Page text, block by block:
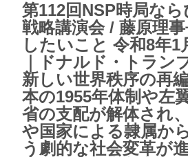
第112回NSP時局な
戦略講演会 / 藤原理
したいこと 令和8年1
｜ドナルド・トラン
新しい世界秩序の再
本の1955年体制や左
省の支配が解体され
や国家による隷属か
う劇的な社会変革が